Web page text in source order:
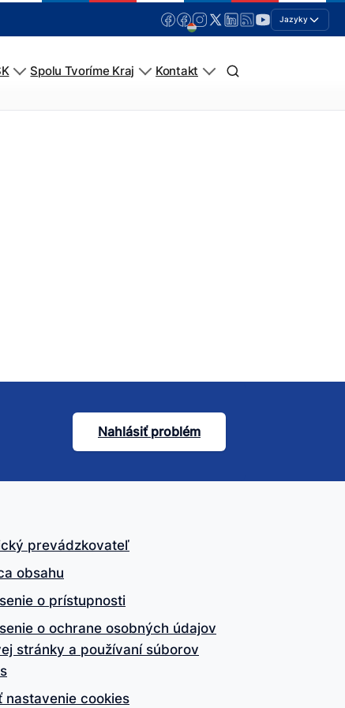
Jazyky
Spolu Tvoríme Kraj Kontakt
Nahlásiť problém
prevádzkovateľ
obsahu
o prístupnosti
o ochrane osobných údajov
stránky a používaní súborov
nastavenie cookies